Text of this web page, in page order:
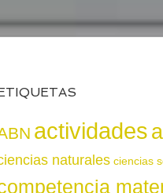
actividades
naturales ciencias